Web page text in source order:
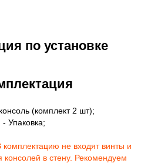
по установке
(комплект 2 шт);
- Упаковка;
комплектацию не входят винты и
в стену. Рекомендуем